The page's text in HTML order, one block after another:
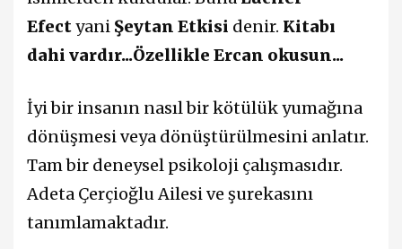
Efectyani Şeytan Etkisi denir. Kitabı
dahi vardır...Özellikle Ercan okusun...
İyi bir insanın nasıl bir kötülük yumağına
dönüşmesi veya dönüştürülmesini anlatır.
Tam bir deneysel psikoloji çalışmasıdır.
Adeta Çerçioğlu Ailesi ve şurekasını
tanımlamaktadır.